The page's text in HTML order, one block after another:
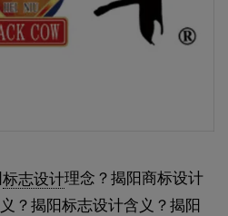
标志设计理念？揭阳商标设计
？揭阳标志设计含义？揭阳